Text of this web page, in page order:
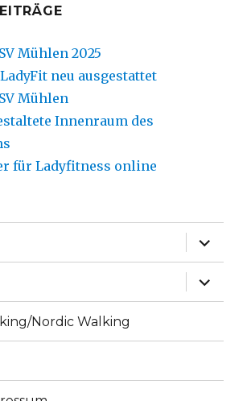
Mühlen 2025
neu ausgestattet
Mühlen
Innenraum des
für Ladyfitness online
Nordic Walking